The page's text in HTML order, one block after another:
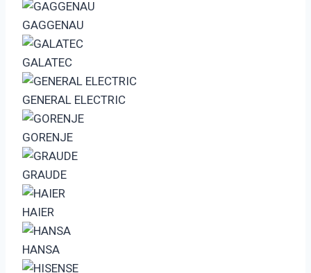
GAGGENAU
GALATEC
GENERAL ELECTRIC
GORENJE
GRAUDE
HAIER
HANSA